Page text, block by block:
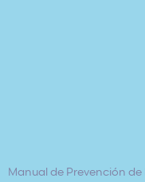
Manual de Prevención